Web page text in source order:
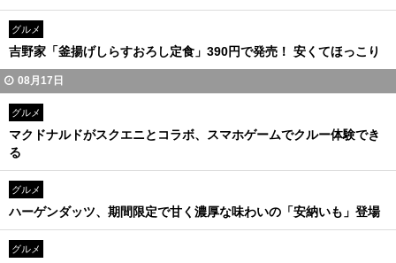
グルメ
吉野家「釜揚げしらすおろし定食」390円で発売！ 安くてほっこり
08月17日
グルメ
マクドナルドがスクエニとコラボ、スマホゲームでクルー体験でき
る
グルメ
ハーゲンダッツ、期間限定で甘く濃厚な味わいの「安納いも」登場
グルメ